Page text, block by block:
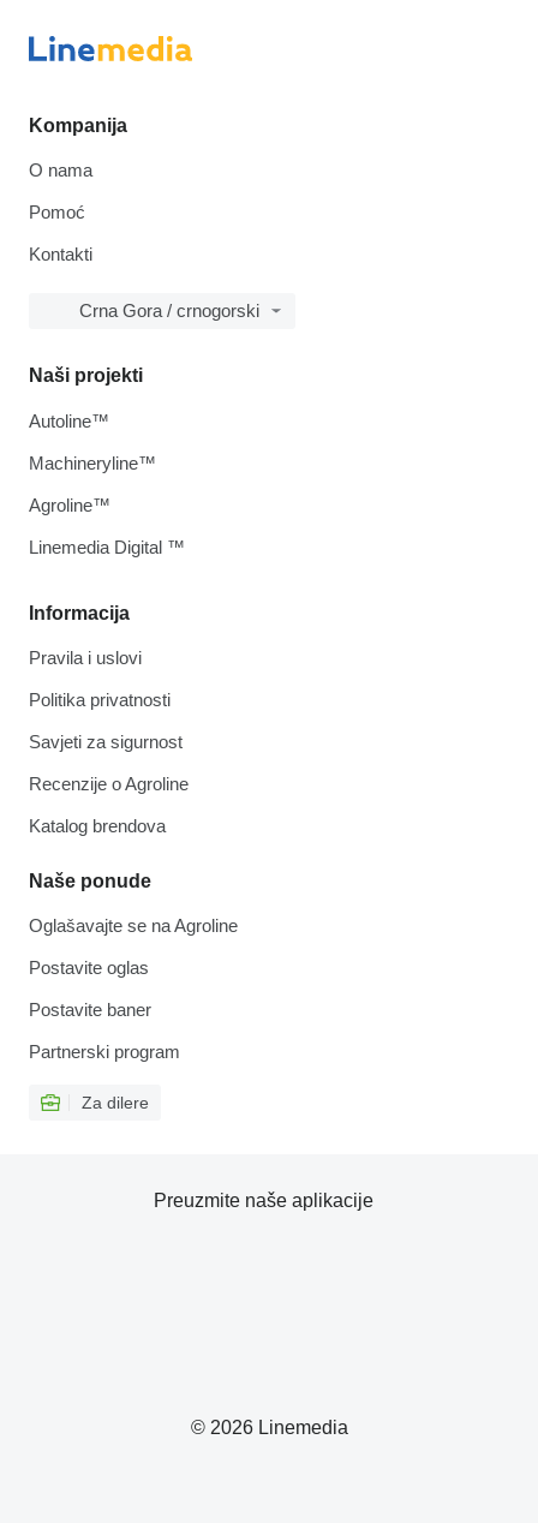
Kompanija
O nama
Pomoć
Kontakti
Crna Gora / crnogorski
Informacija
Pravila i uslovi
Politika privatnosti
Savjeti za sigurnost
Recenzije o Agroline
Katalog brendova
Naše ponude
Oglašavajte se na Agroline
Postavite oglas
Postavite baner
Partnerski program
Za dilere
Naši projekti
Autoline™
Machineryline™
Agroline™
Linemedia Digital ™
© 2026 Linemedia
Preuzmite naše aplikacije